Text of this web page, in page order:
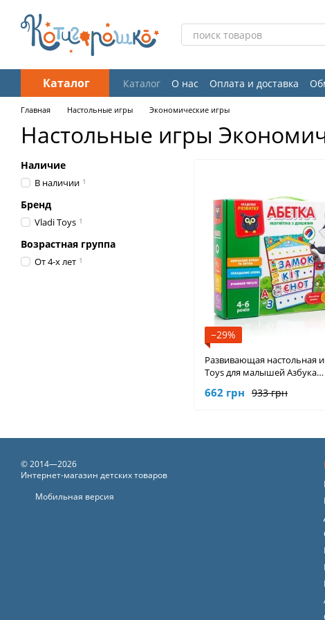
Каталог Каталог О нас Оплата и доставка
Отзывы о магазине
Главная Настольные игры Экономические игры
Настольные игры
−29%
Развивающая настольная
Toys для малышей Азбука
933 грн
662 грн
Наличие
В наличии 1
Бренд
Vladi Toys 1
Возрастная группа
От 4-х лет 1
© 2014—2026
Интернет-магазин детских товаров
Мобильная версия